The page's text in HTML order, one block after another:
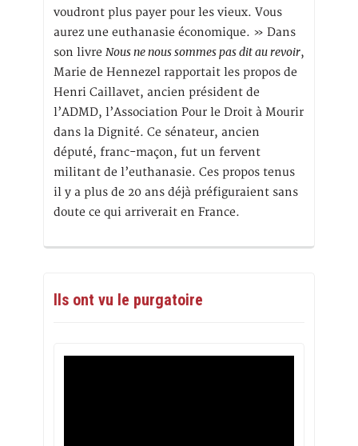
voudront plus payer pour les vieux. Vous
aurez une euthanasie économique. » Dans
son livre Nous ne nous sommes pas dit au revoir,
Marie de Hennezel rapportait les propos de
Henri Caillavet, ancien président de
l’ADMD, l’Association Pour le Droit à Mourir
dans la Dignité. Ce sénateur, ancien
député, franc-maçon, fut un fervent
militant de l’euthanasie. Ces propos tenus
il y a plus de 20 ans déjà préfiguraient sans
doute ce qui arriverait en France.
Ils ont vu le purgatoire